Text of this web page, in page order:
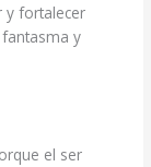
y fortalecer
fantasma y
el ser